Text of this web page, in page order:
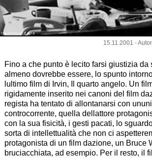
Courtesy of Eagle
15.11.2001 -
Fino a che punto è lecito farsi giustizia da
almeno dovrebbe essere, lo spunto
lultimo film di Irvin, Il quarto angelo. Un
rigidamente inserito nei canoni del film
regista ha tentato di allontanarsi con
controcorrente, quella dellattore
con la sua fisicità, i gesti pacati, lo
sorta di intellettualità che non ci
protagonista di un film dazione, un Bruce
bruciacchiata, ad esempio. Per il resto, il